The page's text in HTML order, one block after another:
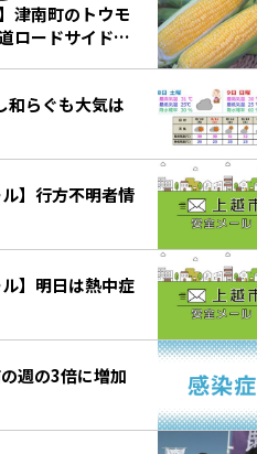
津南町のトウモ
ロードサイドの
】行方不明者情
】明日は熱中症